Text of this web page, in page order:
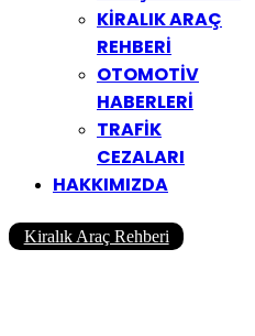
KİRALIK ARAÇ
REHBERİ
OTOMOTİV
HABERLERİ
TRAFİK
CEZALARI
HAKKIMIZDA
Kiralık Araç Rehberi